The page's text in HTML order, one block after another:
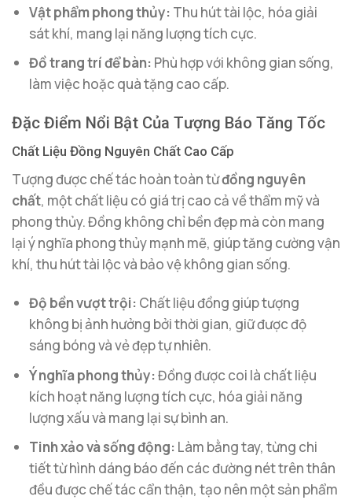
Vật phẩm phong thủy: Thu hút tài lộc, hóa giải
sát khí, mang lại năng lượng tích cực.
Đồ trang trí để bàn: Phù hợp với không gian sống,
làm việc hoặc quà tặng cao cấp.
Đặc Điểm Nổi Bật Của Tượng Báo Tăng Tốc
Chất Liệu Đồng Nguyên Chất Cao Cấp
Tượng được chế tác hoàn toàn từđồng nguyên
chất, một chất liệu có giá trị cao cả về thẩm mỹ và
phong thủy. Đồng không chỉ bền đẹp mà còn mang
lại ý nghĩa phong thủy mạnh mẽ, giúp tăng cường vận
khí, thu hút tài lộc và bảo vệ không gian sống.
Độ bền vượt trội: Chất liệu đồng giúp tượng
không bị ảnh hưởng bởi thời gian, giữ được độ
sáng bóng và vẻ đẹp tự nhiên.
Ý nghĩa phong thủy:Đồng được coi là chất liệu
kích hoạt năng lượng tích cực, hóa giải năng
lượng xấu và mang lại sự bình an.
Tinh xảo và sống động: Làm bằng tay, từng chi
tiết từ hình dáng báo đến các đường nét trên thân
đều được chế tác cẩn thận, tạo nên một sản phẩm